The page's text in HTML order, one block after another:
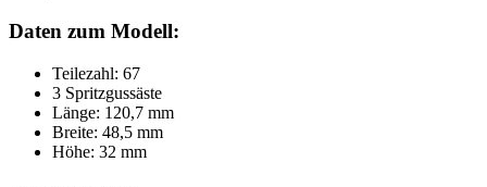
Daten zum Modell:
Teilezahl: 67
3 Spritzgussäste
Länge: 120,7 mm
Breite: 48,5 mm
Höhe: 32 mm